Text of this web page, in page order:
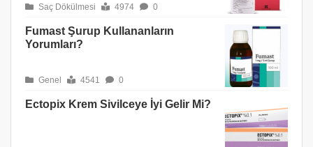
Saç Dökülmesi 4974 0
Fumast Şurup Kullananların
Yorumları?
Genel 4541 0
Ectopix Krem Sivilceye İyi Gelir Mi?